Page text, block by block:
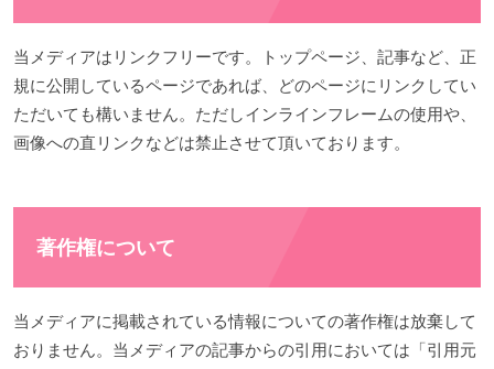
当メディアはリンクフリーです。トップページ、記事など、正
規に公開しているページであれば、どのページにリンクしてい
ただいても構いません。ただしインラインフレームの使用や、
画像への直リンクなどは禁止させて頂いております。
著作権について
当メディアに掲載されている情報についての著作権は放棄して
おりません。当メディアの記事からの引用においては「引用元